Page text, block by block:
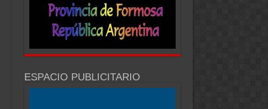
ESPACIO PUBLICITARIO